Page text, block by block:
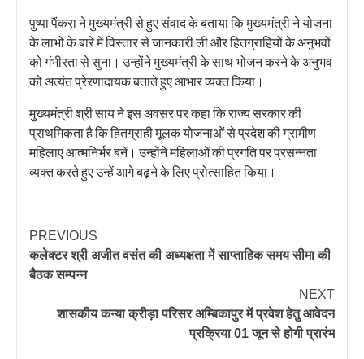
पुष्पा पैंकरा ने मुख्यमंत्री से हुए संवाद के बताया कि मुख्यमंत्री ने योजना
के लाभों के बारे में विस्तार से जानकारी ली और हितग्राहियों के अनुभवों
को गंभीरता से सुना। उन्होंने मुख्यमंत्री के साथ भोजन करने के अनुभव
को अत्यंत प्रेरणादायक बताते हुए आभार व्यक्त किया।
मुख्यमंत्री श्री साय ने इस अवसर पर कहा कि राज्य सरकार की
प्राथमिकता है कि हितग्राही मूलक योजनाओं से प्रदेश की ग्रामीण
महिलाएं आत्मनिर्भर बनें। उन्होंने महिलाओं की प्रगति पर प्रसन्नता
व्यक्त करते हुए उन्हें आगे बढ़ने के लिए प्रोत्साहित किया।
PREVIOUS
कलेक्टर श्री अजीत वसंत की अध्यक्षता में साप्ताहिक समय सीमा की
बैठक सम्पन्न
NEXT
शासकीय कन्या क्रीड़ा परिसर अम्बिकापुर में प्रवेश हेतु आवेदन
प्रक्रिया 01 जून से होगी प्रारंभ